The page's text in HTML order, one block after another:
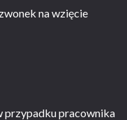
na wzięcie
przypadku pracownika